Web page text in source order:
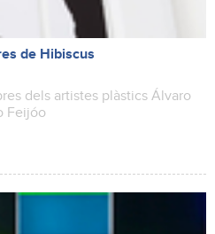
de Hibiscus
dels artistes plàstics Álvaro
Feijóo